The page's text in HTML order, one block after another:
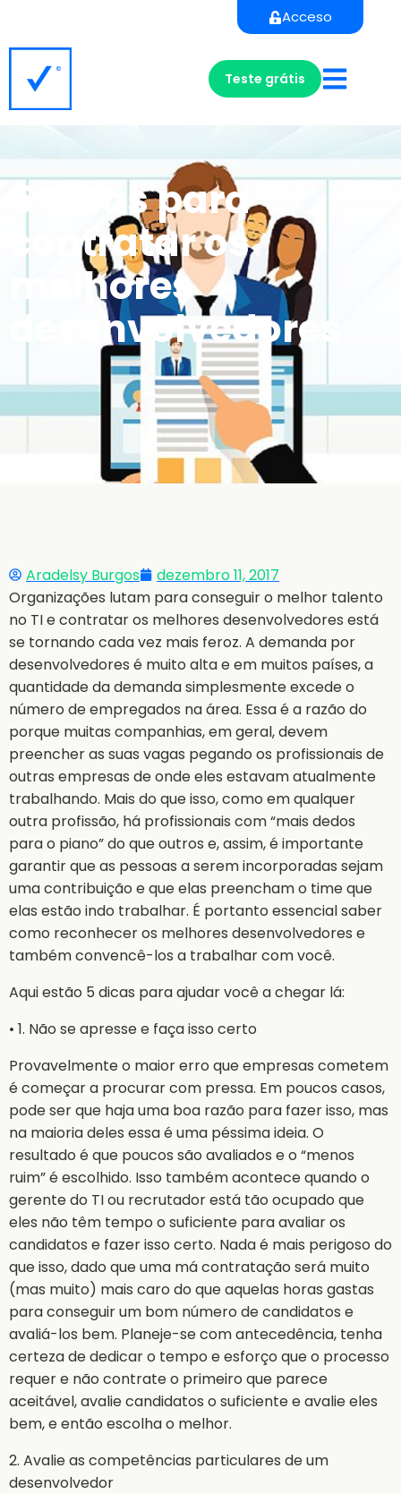
Acceso
Teste grátis
5 dicas para
contratar os
melhores
desenvolvedores
Aradelsy Burgos
dezembro 11, 2017
Organizações lutam para conseguir o melhor talento
no TI e contratar os melhores desenvolvedores está
se tornando cada vez mais feroz. A demanda por
desenvolvedores é muito alta e em muitos países, a
quantidade da demanda simplesmente excede o
número de empregados na área. Essa é a razão do
porque muitas companhias, em geral, devem
preencher as suas vagas pegando os profissionais de
outras empresas de onde eles estavam atualmente
trabalhando. Mais do que isso, como em qualquer
outra profissão, há profissionais com “mais dedos
para o piano” do que outros e, assim, é importante
garantir que as pessoas a serem incorporadas sejam
uma contribuição e que elas preencham o time que
elas estão indo trabalhar. É portanto essencial saber
como reconhecer os melhores desenvolvedores e
também convencê-los a trabalhar com você.
Aqui estão 5 dicas para ajudar você a chegar lá:
• 1. Não se apresse e faça isso certo
Provavelmente o maior erro que empresas cometem
é começar a procurar com pressa. Em poucos casos,
pode ser que haja uma boa razão para fazer isso, mas
na maioria deles essa é uma péssima ideia. O
resultado é que poucos são avaliados e o “menos
ruim” é escolhido. Isso também acontece quando o
gerente do TI ou recrutador está tão ocupado que
eles não têm tempo o suficiente para avaliar os
candidatos e fazer isso certo. Nada é mais perigoso do
que isso, dado que uma má contratação será muito
(mas muito) mais caro do que aquelas horas gastas
para conseguir um bom número de candidatos e
avaliá-los bem. Planeje-se com antecedência, tenha
certeza de dedicar o tempo e esforço que o processo
requer e não contrate o primeiro que parece
aceitável, avalie candidatos o suficiente e avalie eles
bem, e então escolha o melhor.
2. Avalie as competências particulares de um
desenvolvedor